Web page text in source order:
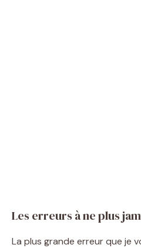
Les erreurs à ne plus
La plus grande erreur que je